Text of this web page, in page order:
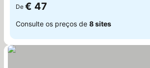
De € 47
Consulte os preços de 8 sites